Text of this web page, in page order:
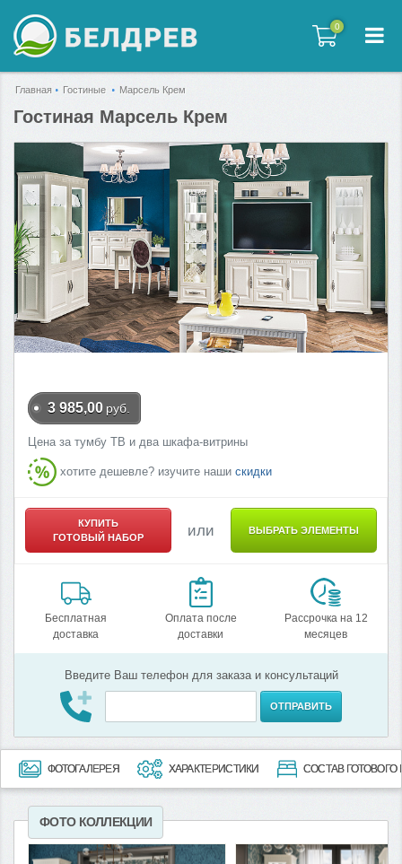
0
0
Главная Гостиные Марсель Крем
Гостиная Марсель Крем
3 985,00 руб.
Цена за тумбу ТВ и два шкафа-витрины
хотите дешевле? изучите наши скидки
КУПИТЬ
ГОТОВЫЙ НАБОР
или ВЫБРАТЬ ЭЛЕМЕНТЫ
Бесплатная
доставка
Оплата после
доставки
Рассрочка на 12
месяцев
Введите Ваш телефон для заказа и консультаций
ОТПРАВИТЬ
ФОТОГАЛЕРЕЯ ХАРАКТЕРИСТИКИ СОСТАВ ГОТОВОГО
ФОТО КОЛЛЕКЦИИ